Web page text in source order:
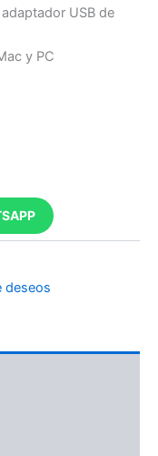
USB de
y PC
deseos